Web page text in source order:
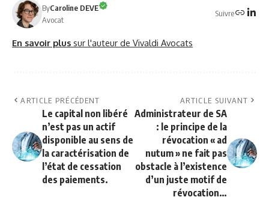
ByCaroline DEVE
Avocat
Suivre
En savoir plus sur l'auteur de Vivaldi Avocats
ARTICLE PRÉCÉDENT
Le capital non libéré
n’est pas un actif
disponible au sens de
la caractérisation de
l’état de cessation
des paiements.
ARTICLE SUIVANT
Administrateur de SA
: le principe de la
révocation « ad
nutum » ne fait pas
obstacle à l’existence
d’un juste motif de
révocation…